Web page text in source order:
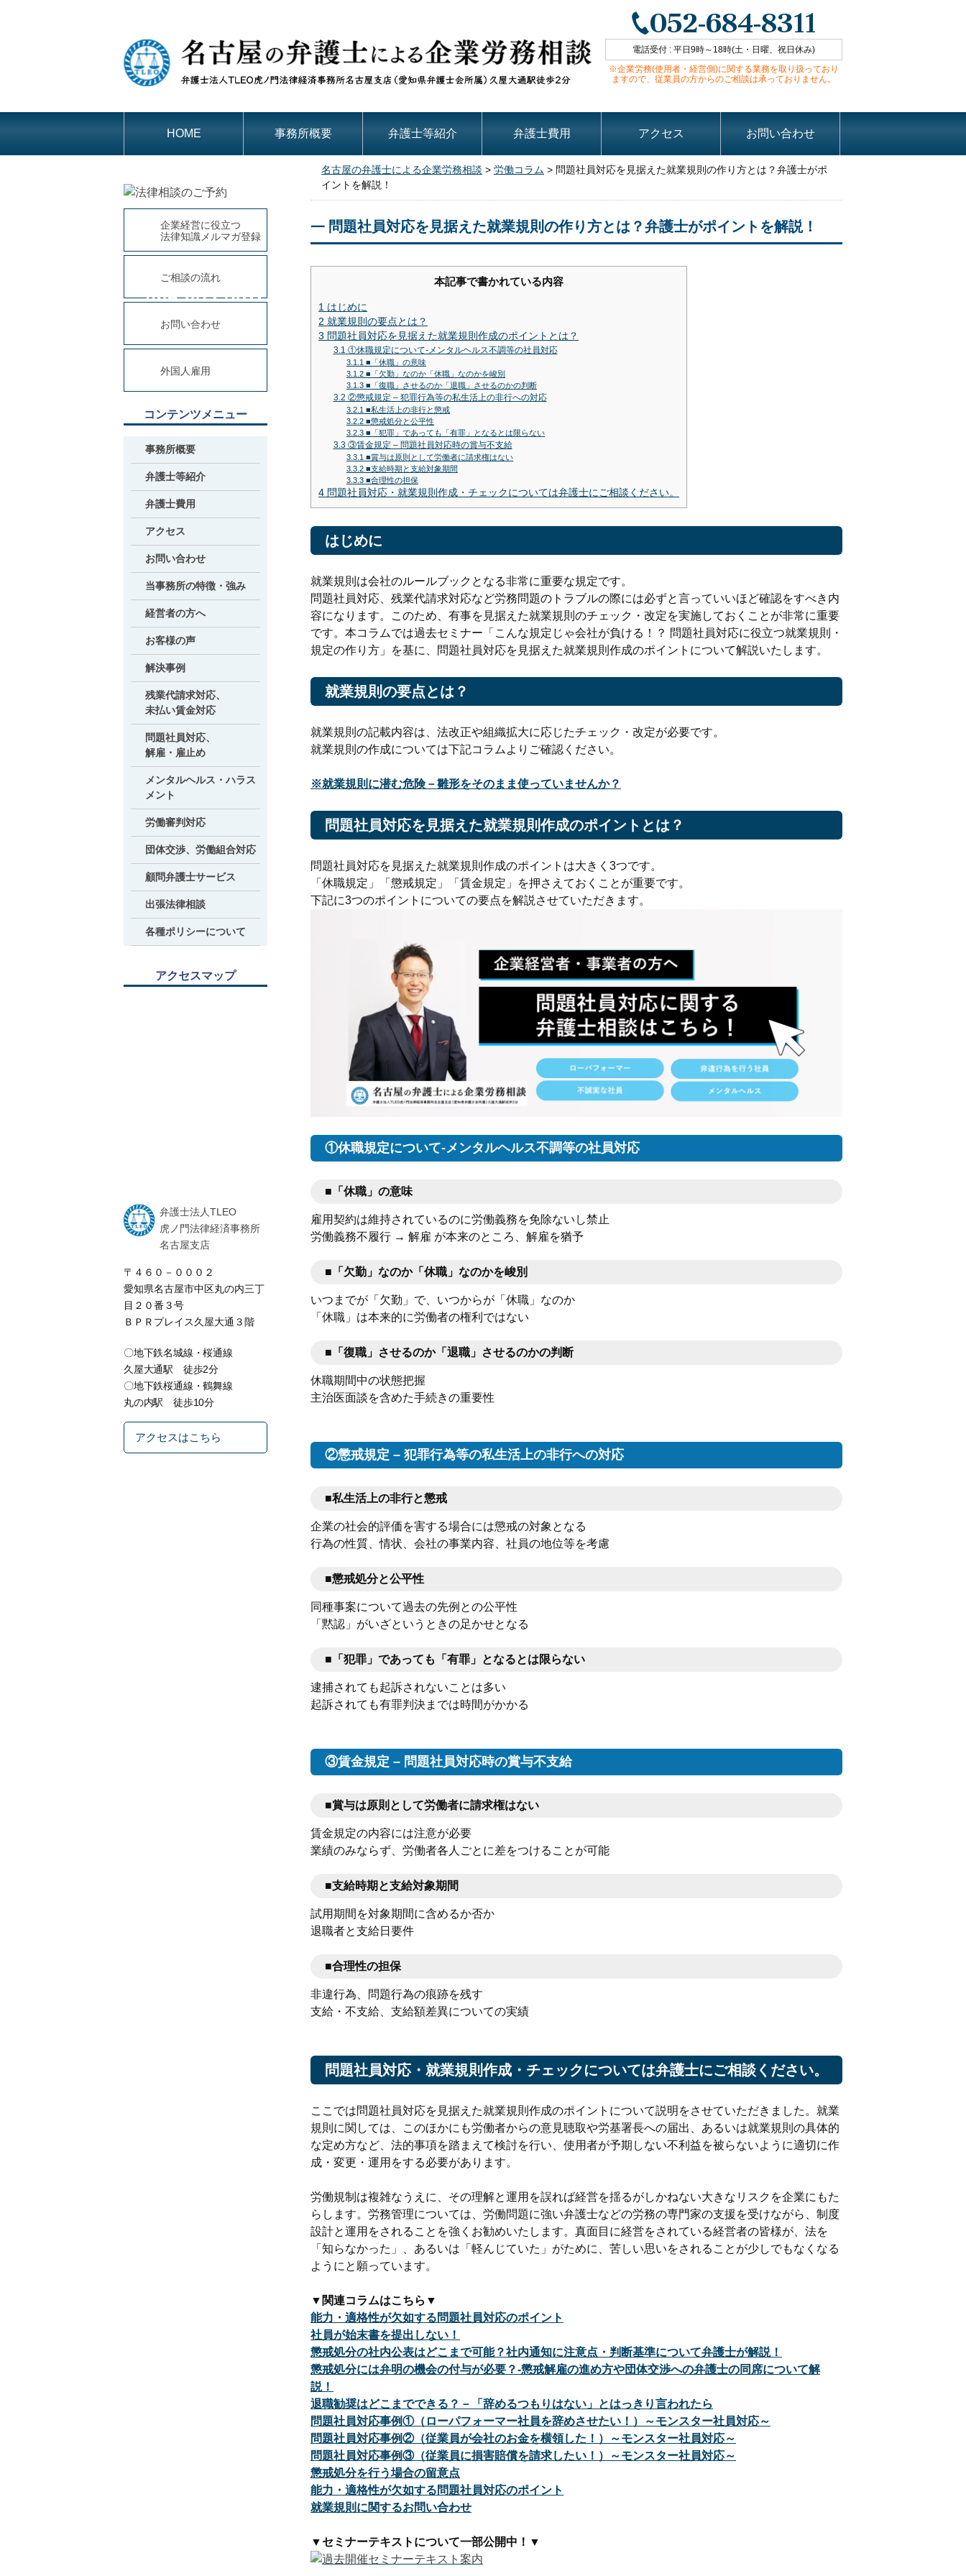
052-684-8311
電話受付 : 平日9時～18時(土・日曜、祝日休み)
※企業労務(使用者・経営側)に関する業務を取り扱っており
ますので、従業員の方からのご相談は承っておりません。
HOME 事務所概要 弁護士等紹介 弁護士費用 アクセス お問い合わせ
名古屋の弁護士による企業労務相談 > 労働コラム > 問題社員対応を見据えた就業規則の作り方とは？弁護士がポ
イントを解説！
問題社員対応を見据えた就業規則の作り方とは？弁護士がポイントを解説！
本記事で書かれている内容
1 はじめに
2 就業規則の要点とは？
3 問題社員対応を見据えた就業規則作成のポイントとは？
3.1 ①休職規定について-メンタルヘルス不調等の社員対応
3.1.1 ■「休職」の意味
3.1.2■「欠勤」なのか「休職」なのかを峻別
3.1.3■「復職」させるのか「退職」させるのかの判断
3.2 ②懲戒規定 – 犯罪行為等の私生活上の非行への対応
3.2.1 ■私生活上の非行と懲戒
3.2.2■懲戒処分と公平性
3.2.3■「犯罪」であっても「有罪」となるとは限らない
3.3③賃金規定 – 問題社員対応時の賞与不支給
3.3.1 ■賞与は原則として労働者に請求権はない
3.3.2■支給時期と支給対象期間
3.3.3■合理性の担保
4 問題社員対応・就業規則作成・チェックについては弁護士にご相談ください。
はじめに
就業規則は会社のルールブックとなる非常に重要な規定です。
問題社員対応、残業代請求対応など労務問題のトラブルの際には必ずと言っていいほど確認をすべき内
容になります。このため、有事を見据えた就業規則のチェック・改定を実施しておくことが非常に重要
です。本コラムでは過去セミナー「こんな規定じゃ会社が負ける！？ 問題社員対応に役立つ就業規則・
規定の作り方」を基に、問題社員対応を見据えた就業規則作成のポイントについて解説いたします。
就業規則の要点とは？
就業規則の記載内容は、法改正や組織拡大に応じたチェック・改定が必要です。
就業規則の作成については下記コラムよりご確認ください。
※就業規則に潜む危険－雛形をそのまま使っていませんか？
問題社員対応を見据えた就業規則作成のポイントとは？
問題社員対応を見据えた就業規則作成のポイントは大きく3つです。
「休職規定」「懲戒規定」「賃金規定」を押さえておくことが重要です。
下記に3つのポイントについての要点を解説させていただきます。
①休職規定について-メンタルヘルス不調等の社員対応
■「休職」の意味
雇用契約は維持されているのに労働義務を免除ないし禁止
労働義務不履行 → 解雇 が本来のところ、解雇を猶予
■「欠勤」なのか「休職」なのかを峻別
いつまでが「欠勤」で、いつからが「休職」なのか
「休職」は本来的に労働者の権利ではない
■「復職」させるのか「退職」させるのかの判断
休職期間中の状態把握
主治医面談を含めた手続きの重要性
②懲戒規定 – 犯罪行為等の私生活上の非行への対応
■私生活上の非行と懲戒
企業の社会的評価を害する場合には懲戒の対象となる
行為の性質、情状、会社の事業内容、社員の地位等を考慮
■懲戒処分と公平性
同種事案について過去の先例との公平性
「黙認」がいざというときの足かせとなる
■「犯罪」であっても「有罪」となるとは限らない
逮捕されても起訴されないことは多い
起訴されても有罪判決までは時間がかかる
③賃金規定 – 問題社員対応時の賞与不支給
■賞与は原則として労働者に請求権はない
賃金規定の内容には注意が必要
業績のみならず、労働者各人ごとに差をつけることが可能
■支給時期と支給対象期間
試用期間を対象期間に含めるか否か
退職者と支給日要件
■合理性の担保
非違行為、問題行為の痕跡を残す
支給・不支給、支給額差異についての実績
問題社員対応・就業規則作成・チェックについては弁護士にご相談ください。
ここでは問題社員対応を見据えた就業規則作成のポイントについて説明をさせていただきました。就業
規則に関しては、このほかにも労働者からの意見聴取や労基署長への届出、あるいは就業規則の具体的
な定め方など、法的事項を踏まえて検討を行い、使用者が予期しない不利益を被らないように適切に作
成・変更・運用をする必要があります。
労働規制は複雑なうえに、その理解と運用を誤れば経営を揺るがしかねない大きなリスクを企業にもた
らします。労務管理については、労働問題に強い弁護士などの労務の専門家の支援を受けながら、制度
設計と運用をされることを強くお勧めいたします。真面目に経営をされている経営者の皆様が、法を
「知らなかった」、あるいは「軽んじていた」がために、苦しい思いをされることが少しでもなくなる
ようにと願っています。
▼関連コラムはこちら▼
能力・適格性が欠如する問題社員対応のポイント
社員が始末書を提出しない！
懲戒処分の社内公表はどこまで可能？社内通知に注意点・判断基準について弁護士が解説！
懲戒処分には弁明の機会の付与が必要？-懲戒解雇の進め方や団体交渉への弁護士の同席について解
説！
退職勧奨はどこまでできる？－「辞めるつもりはない」とはっきり言われたら
問題社員対応事例①（ローパフォーマー社員を辞めさせたい！）～モンスター社員対応～
問題社員対応事例②（従業員が会社のお金を横領した！）～モンスター社員対応～
問題社員対応事例③（従業員に損害賠償を請求したい！）～モンスター社員対応～
懲戒処分を行う場合の留意点
能力・適格性が欠如する問題社員対応のポイント
就業規則に関するお問い合わせ
▼ セミナーテキストについて一部公開中！ ▼
052-684-8311
休み)
企業経営に役立つ
法律知識メルマガ登録
ご相談の流れ
お問い合わせ
外国人雇用
コンテンツメニュー
事務所概要
弁護士等紹介
弁護士費用
アクセス
お問い合わせ
当事務所の特徴・強み
経営者の方へ
お客様の声
解決事例
残業代請求対応、
未払い賃金対応
問題社員対応、
解雇・雇止め
メンタルヘルス・ハラス
メント
労働審判対応
団体交渉、労働組合対応
顧問弁護士サービス
出張法律相談
各種ポリシーについて
アクセスマップ
弁護士法人TLEO
虎ノ門法律経済事務所
名古屋支店
〒４６０－０００２
愛知県名古屋市中区丸の内三丁
目２０番３号
ＢＰＲプレイス久屋大通３階
〇地下鉄名城線・桜通線
久屋大通駅 徒歩2分
〇地下鉄桜通線・鶴舞線
丸の内駅 徒歩10分
アクセスはこちら